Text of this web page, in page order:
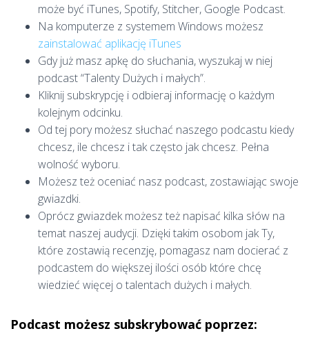
może być iTunes, Spotify, Stitcher, Google Podcast.
Na komputerze z systemem Windows możesz
zainstalować aplikację iTunes
Gdy już masz apkę do słuchania, wyszukaj w niej
podcast “Talenty Dużych i małych”.
Kliknij subskrypcję i odbieraj informację o każdym
kolejnym odcinku.
Od tej pory możesz słuchać naszego podcastu kiedy
chcesz, ile chcesz i tak często jak chcesz. Pełna
wolność wyboru.
Możesz też oceniać nasz podcast, zostawiając swoje
gwiazdki.
Oprócz gwiazdek możesz też napisać kilka słów na
temat naszej audycji. Dzięki takim osobom jak Ty,
które zostawią recenzję, pomagasz nam docierać z
podcastem do większej ilości osób które chcę
wiedzieć więcej o talentach dużych i małych.
Podcast możesz subskrybować poprzez: